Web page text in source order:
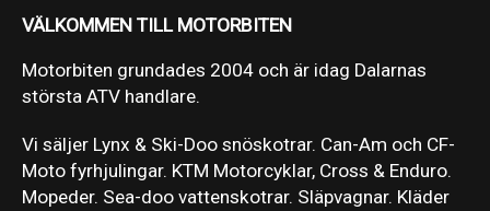
VÄLKOMMEN TILL MOTORBITEN
Motorbiten grundades 2004 och är idag Dalarnas
största ATV handlare.
Vi säljer Lynx & Ski-Doo snöskotrar. Can-Am och CF-
Moto fyrhjulingar. KTM Motorcyklar, Cross & Enduro.
Mopeder. Sea-doo vattenskotrar. Släpvagnar. Kläder